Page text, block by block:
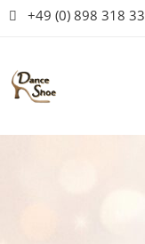
+49 (0) 898 318 33